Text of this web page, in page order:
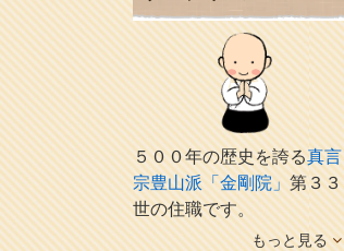
５００年の歴史を誇る真言
宗豊山派「金剛院」第３３
世の住職です。
もっと見る